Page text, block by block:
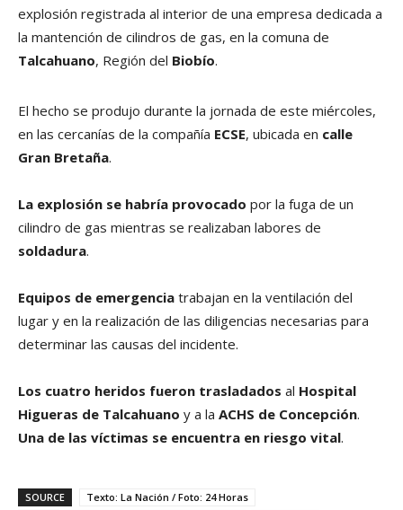
explosión registrada al interior de una empresa dedicada a
la mantención de cilindros de gas, en la comuna de
Talcahuano, Región del Biobío.
El hecho se produjo durante la jornada de este miércoles,
en las cercanías de la compañía ECSE, ubicada en calle
Gran Bretaña.
La explosión se habría provocado por la fuga de un
cilindro de gas mientras se realizaban labores de
soldadura.
Equipos de emergencia trabajan en la ventilación del
lugar y en la realización de las diligencias necesarias para
determinar las causas del incidente.
Los cuatro heridos fueron trasladados al Hospital
Higueras de Talcahuano y a la ACHS de Concepción.
Una de las víctimas se encuentra en riesgo vital.
SOURCE
Texto: La Nación / Foto: 24 Horas